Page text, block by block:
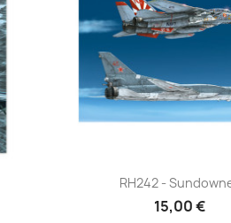
Aperçu
RH242 -
15,00 €